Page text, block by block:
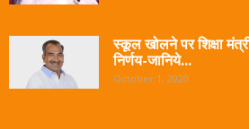
स्कूल खोलने पर शिक्षा
निर्णय-जानिये...
October 1, 2020